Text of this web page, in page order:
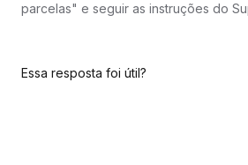
parcelas" e seguir as instruções do
Essa resposta foi útil?